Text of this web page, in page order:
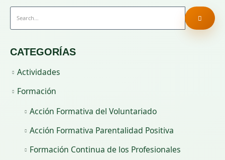
CATEGORÍAS
Actividades
Formación
Acción Formativa del Voluntariado
Acción Formativa Parentalidad Positiva
Formación Continua de los Profesionales